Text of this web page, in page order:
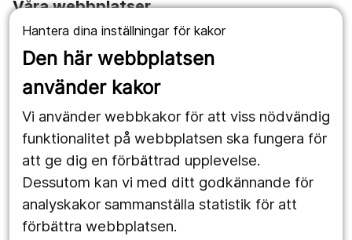
Hantera dina inställningar för kakor
Den här webbplatsen
använder kakor
Vi använder webbkakor för att viss nödvändig
funktionalitet på webbplatsen ska fungera för
att ge dig en förbättrad upplevelse.
Dessutom kan vi med ditt godkännande för
analyskakor sammanställa statistik för att
förbättra webbplatsen.
Våra webbplatser
1177.se
Länstrafiken
Utveckling
Följ oss
Facebook